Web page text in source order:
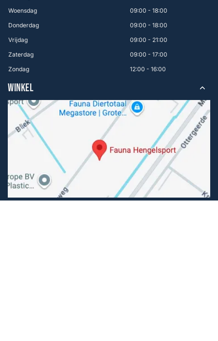
Woensdag
09:00 - 18:00
Donderdag
09:00 - 18:00
Vrijdag
09:00 - 21:00
Zaterdag
09:00 - 17:00
Zondag
12:00 - 16:00
WINKEL